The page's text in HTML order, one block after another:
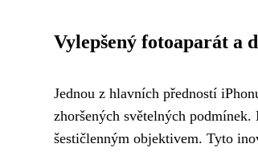
Vylepšený fotoaparát a
Jednou z hlavních předností
zhoršených světelných
šestičlenným objektivem. Tyto